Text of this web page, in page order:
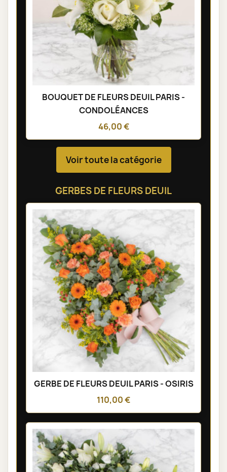
BOUQUET DE FLEURS DEUIL PARIS -
CONDOLÉANCES
46,00 €
Voir toute la catégorie
GERBES DE FLEURS DEUIL
GERBE DE FLEURS DEUIL PARIS - OSIRIS
110,00 €